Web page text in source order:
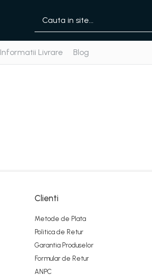
Informatii Livrare Blog
Clienti
Metode de Plata
Politica de Retur
Garantia Produselor
Formular de Retur
ANPC